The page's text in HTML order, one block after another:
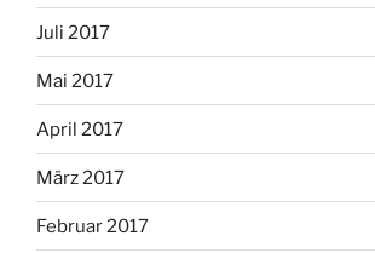
Juli 2017
Mai 2017
April 2017
März 2017
Februar 2017